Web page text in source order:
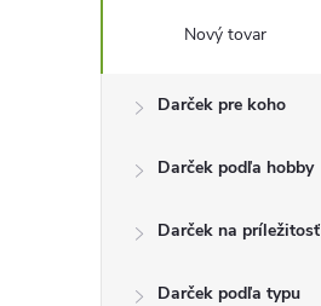
n
Nový tovar
Darček pre koho
Darček podľa hobby
Darček na príležitosť
Darček podľa typu